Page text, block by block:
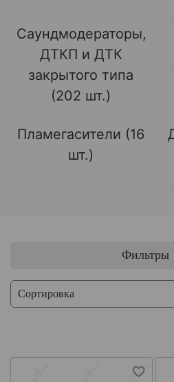
Саундмодераторы,
ДТКП и ДТК
закрытого типа
(202 шт.)
Пламегасители (16
шт.)
Фильтры